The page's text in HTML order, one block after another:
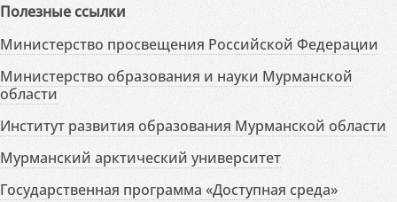
Полезные ссылки
Министерство просвещения Российской Федерации
Министерство образования и науки Мурманской
области
Институт развития образования Мурманской области
Мурманский арктический университет
Государственная программа «Доступная среда»